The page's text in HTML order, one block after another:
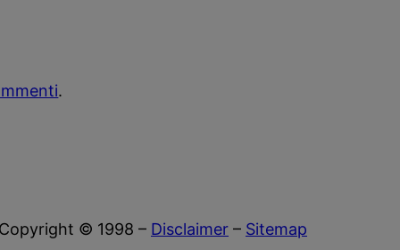
.
Copyright © 1998 – Disclaimer – Sitemap